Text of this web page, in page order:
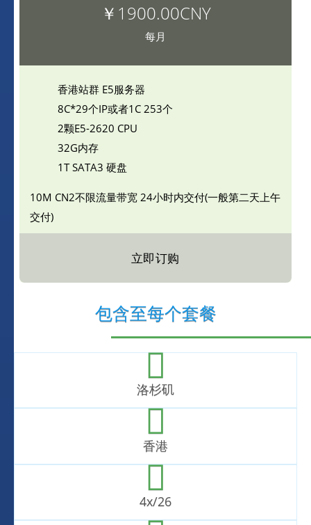
￥1900.00CNY
每月
香港站群 E5服务器
8C*29个IP或者1C 253个
2颗E5-2620 CPU
32G内存
1T SATA3 硬盘
10M CN2不限流量带宽 24小时内交付(一般第二天上午
交付)
立即订购
包含至每个套餐
洛杉矶
香港
4x/26